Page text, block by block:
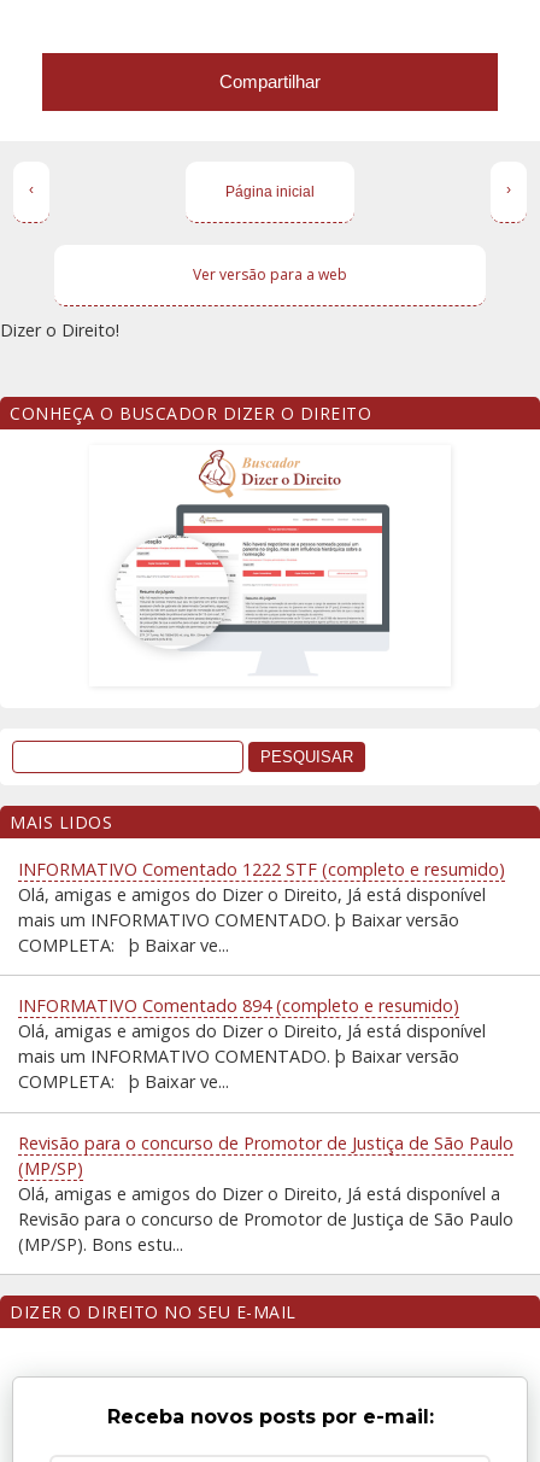
Compartilhar
‹ ›
Página inicial
Ver versão para a web
Dizer o Direito!
CONHEÇA O BUSCADOR DIZER O DIREITO
MAIS LIDOS
INFORMATIVO Comentado 1222 STF (completo e resumido)
Olá, amigas e amigos do Dizer o Direito, Já está disponível
mais um INFORMATIVO COMENTADO. þ Baixar versão
COMPLETA: þ Baixar ve...
INFORMATIVO Comentado 894 (completo e resumido)
Olá, amigas e amigos do Dizer o Direito, Já está disponível
mais um INFORMATIVO COMENTADO. þ Baixar versão
COMPLETA: þ Baixar ve...
Revisão para o concurso de Promotor de Justiça de São Paulo
(MP/SP)
Olá, amigas e amigos do Dizer o Direito, Já está disponível a
Revisão para o concurso de Promotor de Justiça de São Paulo
(MP/SP). Bons estu...
DIZER O DIREITO NO SEU E-MAIL
Receba novos posts por e-mail: